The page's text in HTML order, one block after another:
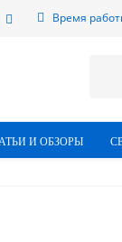
Время
И ОБЗОРЫ